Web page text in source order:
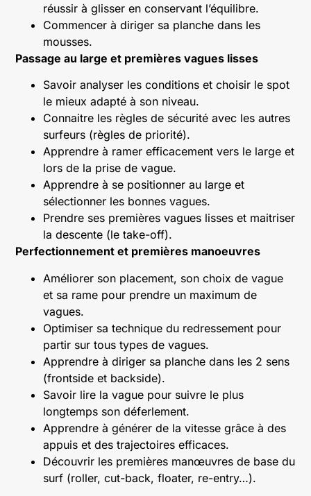
réussir à glisser en conservant l’équilibre.
Commencer à diriger sa planche dans les
mousses.
Passage au large et premières vagues lisses
Savoir analyser les conditions et choisir le spot
le mieux adapté à son niveau.
Connaitre les règles de sécurité avec les autres
surfeurs (règles de priorité).
Apprendre à ramer efficacement vers le large et
lors de la prise de vague.
Apprendre à se positionner au large et
sélectionner les bonnes vagues.
Prendre ses premières vagues lisses et maitriser
la descente (le take-off).
Perfectionnement et premières manoeuvres
Améliorer son placement, son choix de vague
et sa rame pour prendre un maximum de
vagues.
Optimiser sa technique du redressement pour
partir sur tous types de vagues.
Apprendre à diriger sa planche dans les 2 sens
(frontside et backside).
Savoir lire la vague pour suivre le plus
longtemps son déferlement.
Apprendre à générer de la vitesse grâce à des
appuis et des trajectoires efficaces.
Découvrir les premières manœuvres de base du
surf (roller, cut-back, floater, re-entry…).